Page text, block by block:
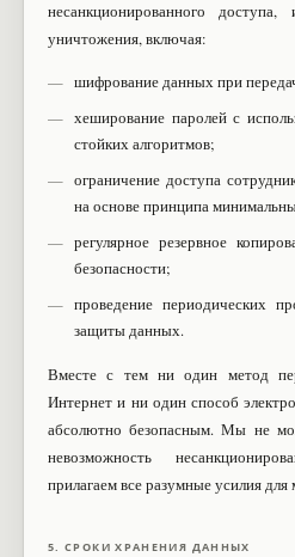
несанкционированного
уничтожения, включая:
шифрование данных при
хеширование паролей с
стойких алгоритмов;
ограничение доступа
на основе принципа
регулярное резервное
безопасности;
проведение периодических
защиты данных.
Вместе с тем ни один метод
Интернет и ни один способ
абсолютно безопасным. Мы не
невозможность
прилагаем все разумные усилия
5. СРОКИ ХРАНЕНИЯ ДАННЫХ